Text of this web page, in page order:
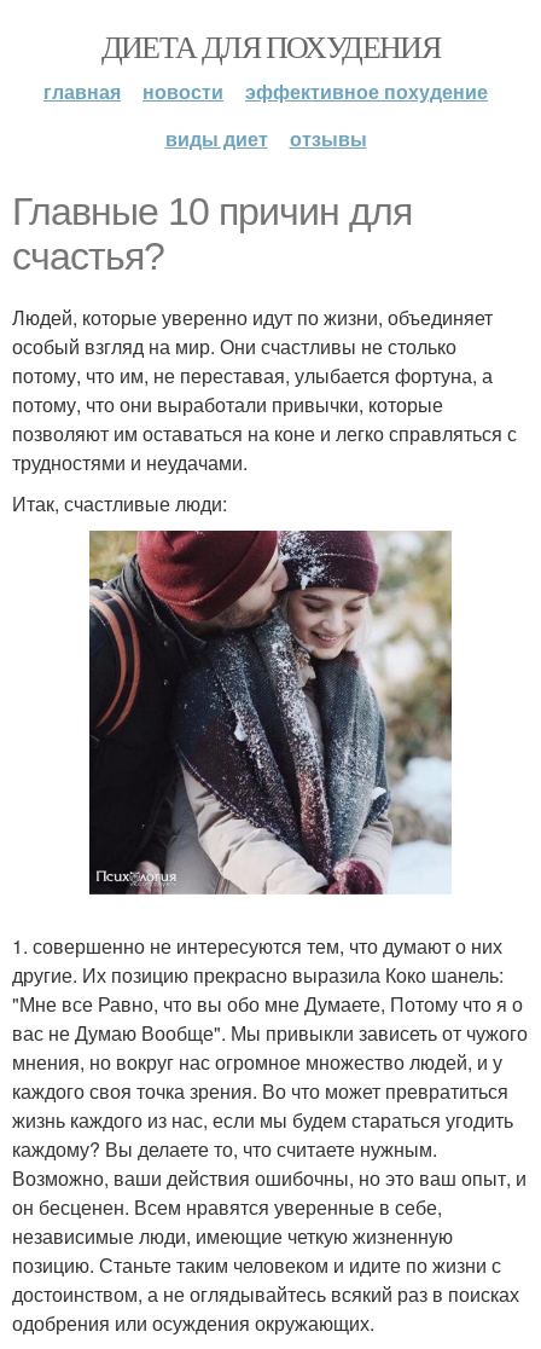
ДИЕТА ДЛЯ ПОХУДЕНИЯ
главная новости
эффективное похудение
виды диет
отзывы
Главные 10 причин для
счастья?
Людей, которые уверенно идут по жизни, объединяет
особый взгляд на мир. Они счастливы не столько
потому, что им, не переставая, улыбается фортуна, а
потому, что они выработали привычки, которые
позволяют им оставаться на коне и легко справляться с
трудностями и неудачами.
Итак, счастливые люди:
1. совершенно не интересуются тем, что думают о них
другие. Их позицию прекрасно выразила Коко шанель:
"Мне все Равно, что вы обо мне Думаете, Потому что я о
вас не Думаю Вообще". Мы привыкли зависеть от чужого
мнения, но вокруг нас огромное множество людей, и у
каждого своя точка зрения. Во что может превратиться
жизнь каждого из нас, если мы будем стараться угодить
каждому? Вы делаете то, что считаете нужным.
Возможно, ваши действия ошибочны, но это ваш опыт, и
он бесценен. Всем нравятся уверенные в себе,
независимые люди, имеющие четкую жизненную
позицию. Станьте таким человеком и идите по жизни с
достоинством, а не оглядывайтесь всякий раз в поисках
одобрения или осуждения окружающих.